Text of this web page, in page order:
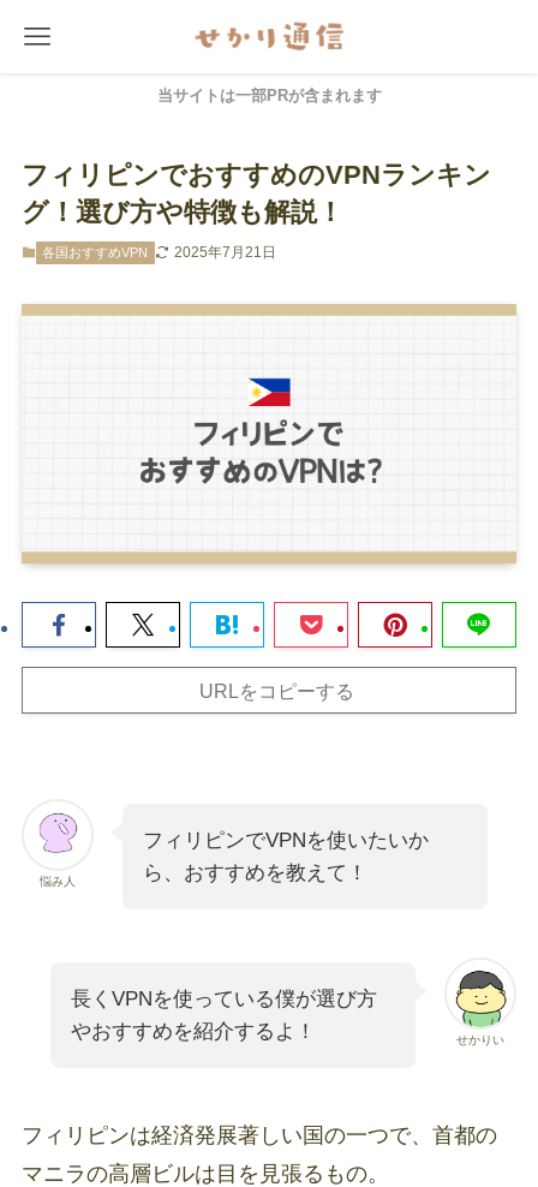
当サイトは一部PRが含まれます
フィリピンでおすすめのVPNランキン
グ！選び方や特徴も解説！
各国おすすめVPN 2025年7月21日
URLをコピーする
悩み人
フィリピンでVPNを使いたいか
ら、おすすめを教えて！
せかりい
長くVPNを使っている僕が選び方
やおすすめを紹介するよ！
フィリピンは経済発展著しい国の一つで、首都の
マニラの高層ビルは目を見張るもの。